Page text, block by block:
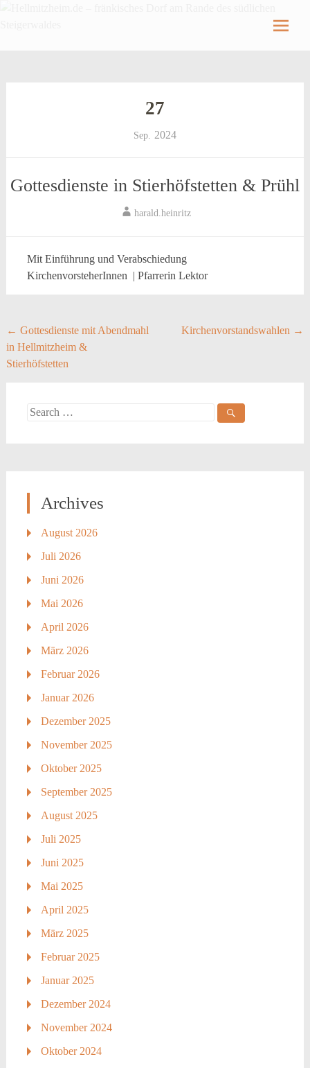
Hellmitzheim.de – fränkisches Dorf am Rande
27
Sep. 2024
Gottesdienste in Stierhöfstetten & Prühl
harald.heinritz
Mit Einführung und Verabschiedung
KirchenvorsteherInnen | Pfarrerin Lektor
Post
navigation
← Gottesdienste mit Abendmahl
in Hellmitzheim &
Stierhöfstetten
Kirchenvorstandswahlen →
Search
Archives
August 2026
Juli 2026
Juni 2026
Mai 2026
April 2026
März 2026
Februar 2026
Januar 2026
Dezember 2025
November 2025
Oktober 2025
September 2025
August 2025
Juli 2025
Juni 2025
Mai 2025
April 2025
März 2025
Februar 2025
Januar 2025
Dezember 2024
November 2024
Oktober 2024